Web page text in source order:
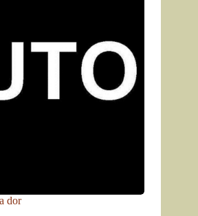
dor